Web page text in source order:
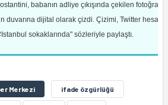
babanın adliye çıkışında çekilen fotoğrafını
duvarına dijital olarak çizdi. Çizimi, Twitter
sokaklarında" sözleriyle paylaştı.
Merkezi ifade özgürlüğü